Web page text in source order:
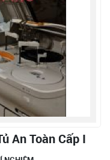
An Toàn Cấp I